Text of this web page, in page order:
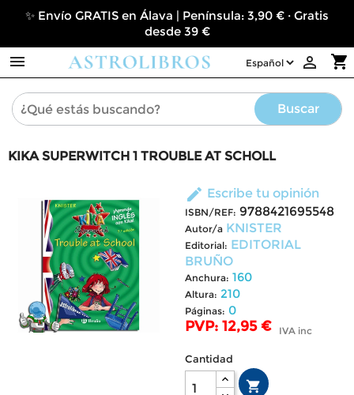
✨ Envío GRATIS en Álava | Península: 3,90 € · Gratis
desde 39 €
 shopping_cart

Buscar
KIKA SUPERWITCH 1 TROUBLE AT SCHOLL
edit Escribe tu opinión
ISBN/REF: 9788421695548
Autor/a KNISTER
Editorial: EDITORIAL
BRUÑO
Anchura: 160
Altura: 210
Páginas: 0
PVP: 12,95 € IVA inc
Cantidad
